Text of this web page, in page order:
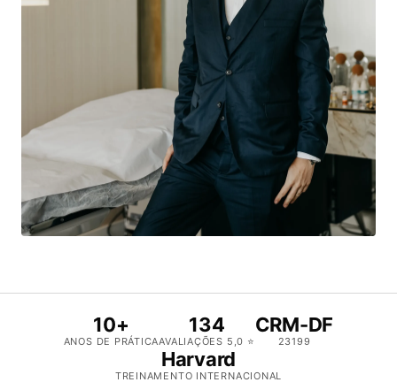
10+
ANOS DE PRÁTICA
134
AVALIAÇÕES 5,0 ⭐
CRM-DF
23199
Harvard
TREINAMENTO INTERNACIONAL